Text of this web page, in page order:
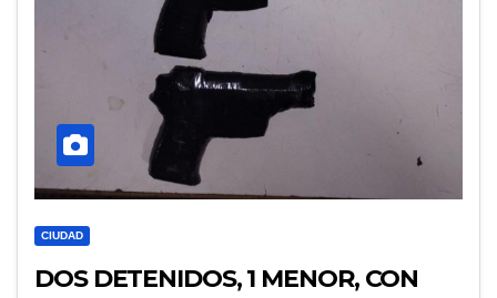
CIUDAD
DOS DETENIDOS, 1 MENOR, CON